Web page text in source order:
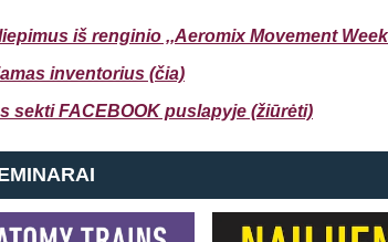
iš renginio ,,Aeromix Movement
inventorius (čia)
sekti FACEBOOK puslapyje (žiūrėti)